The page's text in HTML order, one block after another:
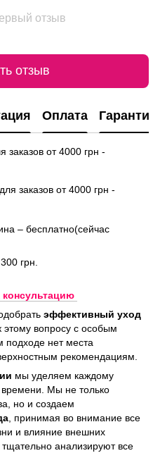
отзыв
отзыв
Оплата Гарантия
от 4000 грн -
заказов от 4000 грн -
– бесплатно(сейчас
грн.
консультацию
эффективный уход
этому вопросу с особым
нет места
рекомендациям.
мы уделяем каждому
Мы не только
но и создаем
, принимая во внимание все
и влияние внешних
тщательно анализируют все